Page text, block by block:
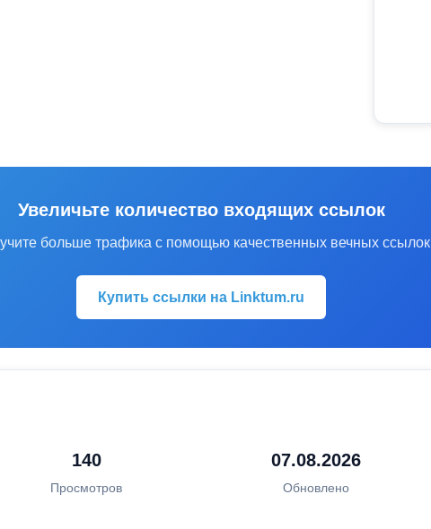
Увеличьте количество входящих ссылок
больше трафика с помощью качественных вечных ссылок
Купить ссылки на Linktum.ru
140
Просмотров
07.08.2026
Обновлено